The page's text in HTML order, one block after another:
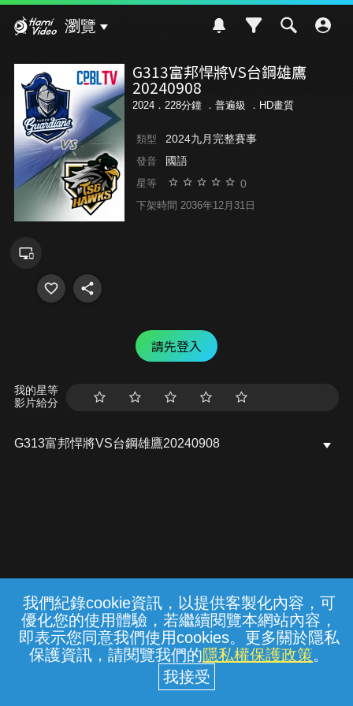
我們紀錄cookie資訊，以提供客製化內容，可
優化您的使用體驗，若繼續閱覽本網站內容，
即表示您同意我們使用cookies。更多關於隱私
保護資訊，請閱覽我們的隱私權保護政策。
瀏覽
G313富邦悍將VS台鋼雄鷹
20240908
2024．228分鐘 ． 普遍級 ．HD畫質
類型 2024九月完整賽事
發音 國語
星等 0
下架時間 2036年12月31日
請先登入
我的星等
影片給分
G313富邦悍將VS台鋼雄鷹20240908
常見問題 線上客服 服務條款 隱私權保護
中華電信股份有限公司個人家庭分公司
(統一編號：96979949) © 2026
{{notifyMsg}}